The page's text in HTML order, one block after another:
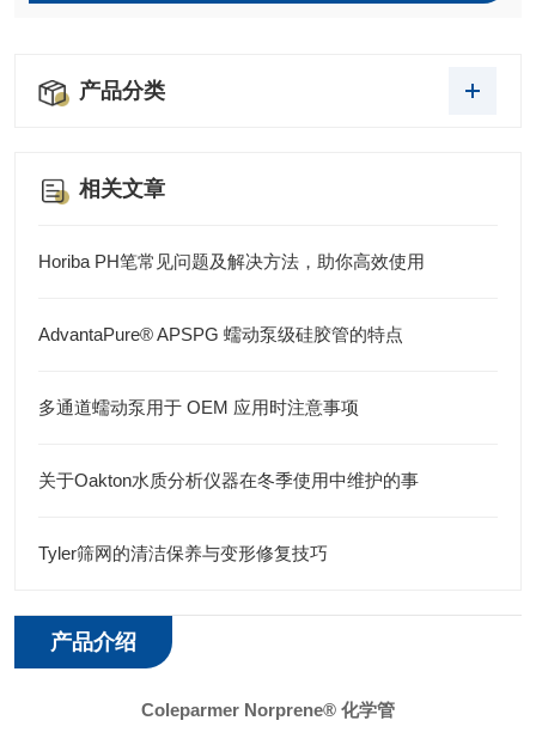
产品分类
相关文章
Horiba PH笔常见问题及解决方法，助你高效使用
AdvantaPure® APSPG 蠕动泵级硅胶管的特点
多通道蠕动泵用于 OEM 应用时注意事项
关于Oakton水质分析仪器在冬季使用中维护的事
Tyler筛网的清洁保养与变形修复技巧
产品介绍
Coleparmer Norprene® 化学管